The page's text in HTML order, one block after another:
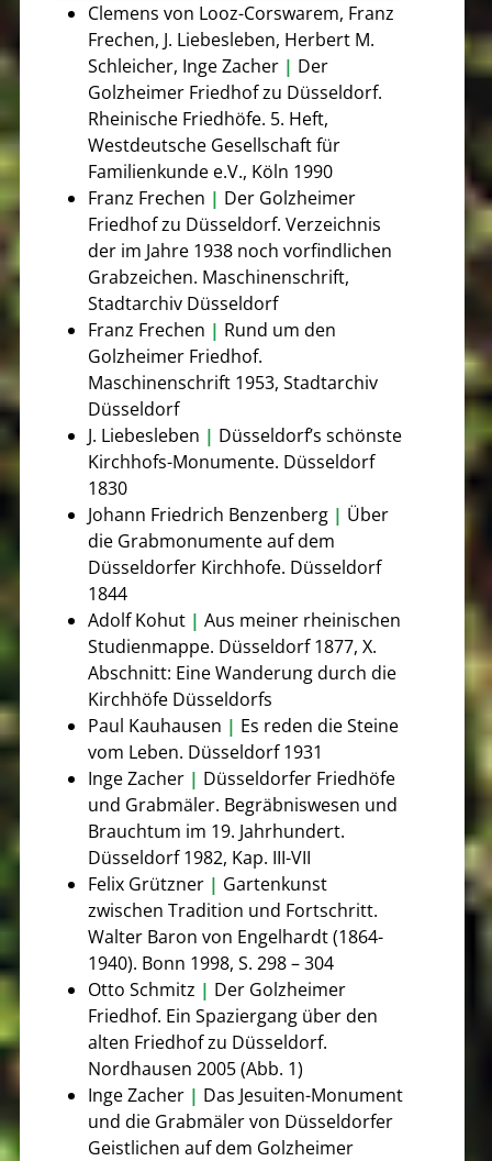
Clemens von Looz-Corswarem, Franz
Frechen, J. Liebesleben, Herbert M.
Schleicher, Inge Zacher | Der
Golzheimer Friedhof zu Düsseldorf.
Rheinische Friedhöfe. 5. Heft,
Westdeutsche Gesellschaft für
Familienkunde e.V., Köln 1990
Franz Frechen | Der Golzheimer
Friedhof zu Düsseldorf. Verzeichnis
der im Jahre 1938 noch vorfindlichen
Grabzeichen. Maschinenschrift,
Stadtarchiv Düsseldorf
Franz Frechen | Rund um den
Golzheimer Friedhof.
Maschinenschrift 1953, Stadtarchiv
Düsseldorf
J. Liebesleben | Düsseldorf’s schönste
Kirchhofs-Monumente. Düsseldorf
1830
Johann Friedrich Benzenberg | Über
die Grabmonumente auf dem
Düsseldorfer Kirchhofe. Düsseldorf
1844
Adolf Kohut | Aus meiner rheinischen
Studienmappe. Düsseldorf 1877, X.
Abschnitt: Eine Wanderung durch die
Kirchhöfe Düsseldorfs
Paul Kauhausen | Es reden die Steine
vom Leben. Düsseldorf 1931
Inge Zacher | Düsseldorfer Friedhöfe
und Grabmäler. Begräbniswesen und
Brauchtum im 19. Jahrhundert.
Düsseldorf 1982, Kap. III-VII
Felix Grützner | Gartenkunst
zwischen Tradition und Fortschritt.
Walter Baron von Engelhardt (1864-
1940). Bonn 1998, S. 298 – 304
Otto Schmitz | Der Golzheimer
Friedhof. Ein Spaziergang über den
alten Friedhof zu Düsseldorf.
Nordhausen 2005 (Abb. 1)
Inge Zacher | Das Jesuiten-Monument
und die Grabmäler von Düsseldorfer
Geistlichen auf dem Golzheimer